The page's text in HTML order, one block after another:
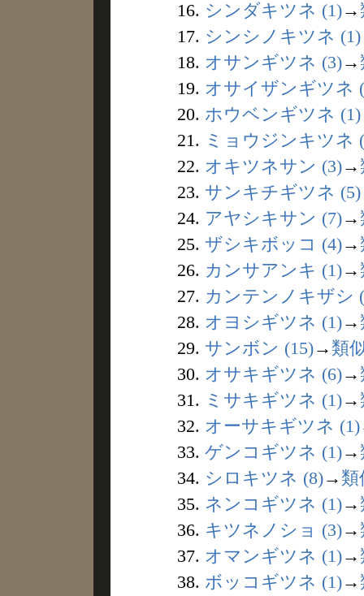
16. シンダキツネ (1)→
17. シンシノキツネ (1)
18. オサンギツネ (3)→
19. オサイザンギツネ
20. ホウベンギツネ (1)
21. ミョウジンキツネ
22. オキツネサン (3)→
23. サンキチギツネ (5)
24. アヤシキサン (7)→
25. ザシキボッコ (4)→
26. カンサアンキ (1)→
27. カンテンノキザシ
28. オヨシギツネ (1)→
29. サンボン (15)→ 類
30. オサキギツネ (6)→
31. ミサキギツネ (1)→
32. オーサキギツネ (1)
33. ゲンコギツネ (1)→
34. シロキツネ (8)→ 類
35. ネンコギツネ (1)→
36. キツネノショ (3)→
37. オマンギツネ (1)→
38. ボッコギツネ (1)→